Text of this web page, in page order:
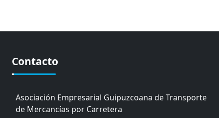
Contacto
Asociación Empresarial Guipuzcoana de Transporte
de Mercancías por Carretera